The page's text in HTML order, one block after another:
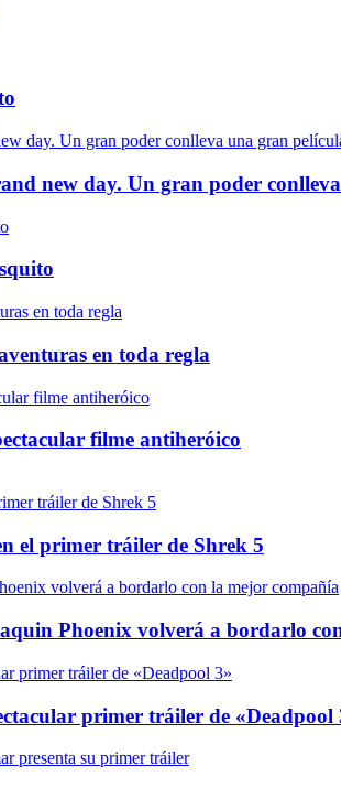
new day. Un gran poder
en toda regla
filme antiheróico
el primer tráiler de Shrek 5
Phoenix volverá a bordarlo
primer tráiler de «Deadpool